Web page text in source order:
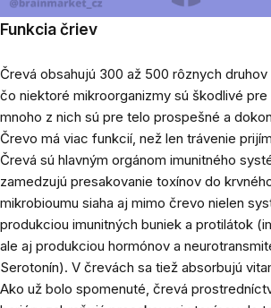
Funkcia čriev
Črevá obsahujú 300 až 500 rôznych
čo niektoré mikroorganizmy sú škodlivé pre
mnoho z nich sú pre telo prospešné a
Črevo má viac funkcií, než len trávenie
Črevá sú hlavným orgánom imunitného
zamedzujú presakovanie toxínov do
mikrobioumu siaha aj mimo črevo nielen
produkciou imunitných buniek a protilátok
ale aj produkciou hormónov a
Serotonín). V črevách sa tiež absorbujú
Ako už bolo spomenuté, črevá